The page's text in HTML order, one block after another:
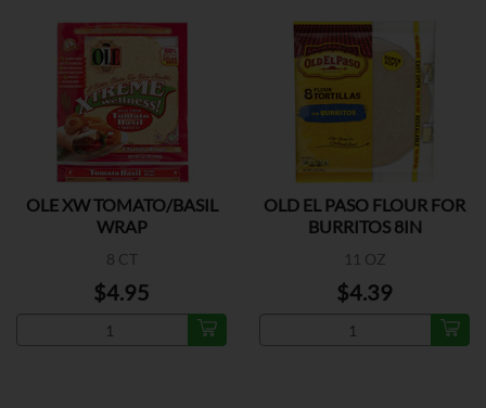
OLE XW TOMATO/BASIL
WRAP
8 CT
$4.95
OLD EL PASO FLOUR FOR
BURRITOS 8IN
11 OZ
$4.39